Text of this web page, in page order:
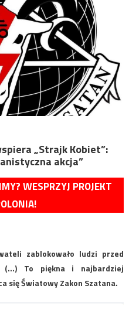
„Strajk Kobiet”:
akcja”
WESPRZYJ PROJEKT
zablokowało ludzi przed
(…) To piękna i najbardziej
się Światowy Zakon Szatana.